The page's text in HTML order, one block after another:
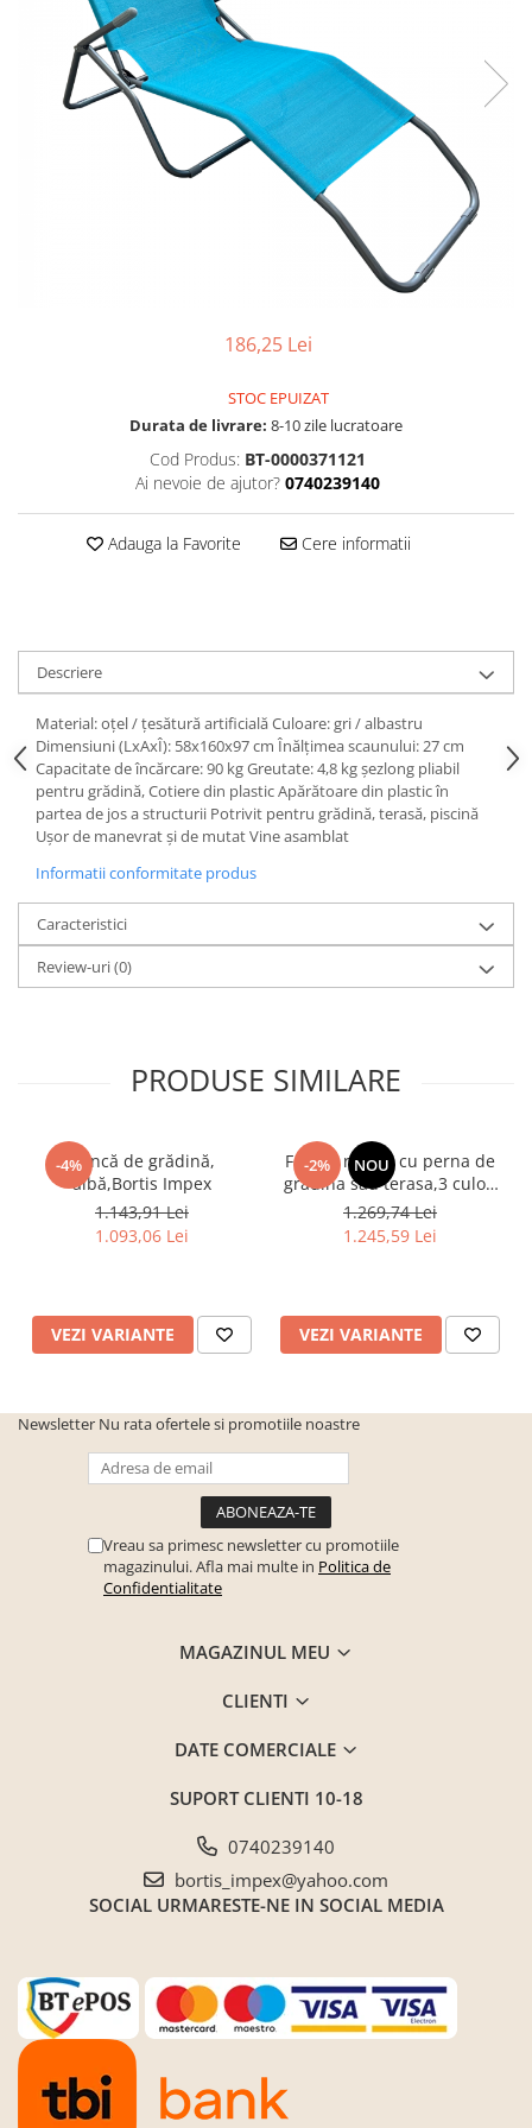
Set mobilier Living
Seturi masa +scaune dining
Tabureti
Seturi dormitoare complete
Suporturi saltea/Somiere/Gratii
pentru pat
186,25 Lei
STOC EPUIZAT
Durata de livrare: 8-10 zile lucratoare
Cod Produs: BT-0000371121
Ai nevoie de ajutor? 0740239140
Adauga la Favorite Cere informatii
Descriere
Material: oţel / ţesătură artificială Culoare: gri / albastru
Dimensiuni (LxAxÎ): 58x160x97 cm Înălţimea scaunului: 27 cm
Capacitate de încărcare: 90 kg Greutate: 4,8 kg şezlong pliabil
pentru grădină, Cotiere din plastic Apărătoare din plastic în
partea de jos a structurii Potrivit pentru grădină, terasă, piscină
Uşor de manevrat şi de mutat Vine asamblat
Informatii conformitate produs
Caracteristici
Review-uri(0)
PRODUSE SIMILARE
-4%Bancă de grădină,
albă,Bortis Impex
1.143,91 Lei
1.093,06 Lei
VEZI VARIANTE
-2% NOU
Fotoliu rotativ cu perna de
gradina sau terasa,3 culori
la alegere ,cadru otel-ratan
sintetic
1.269,74 Lei
1.245,59 Lei
VEZI VARIANTE
Newsletter Nu rata ofertele si promotiile noastre
Vreau sa primesc newsletter cu promotiile
magazinului. Afla mai multe in Politica de
Confidentialitate
MAGAZINUL MEU
CLIENTI
DATE COMERCIALE
SUPORT CLIENTI 10-18
0740239140
bortis_impex@yahoo.com
SOCIAL URMARESTE-NE IN SOCIAL MEDIA